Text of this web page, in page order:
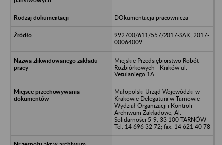
DOkumentacja pracownicza
992700/611/557/2017-SAK; 2017-
00064009
Miejskie Przedsiębiorstwo Robót
Rozbiórkowych - Kraków ul.
Vetulaniego 1A
Małopolski Urząd Wojewódzki w
Krakowie Delegatura w Tarnowie
Wydział Organizacji i Kontroli
Archiwum Zakładowe, Al.
Solidarności 5-9, 33-100 TARNÓW
Tel. 14 696 32 72; fax. 14 621 40 78